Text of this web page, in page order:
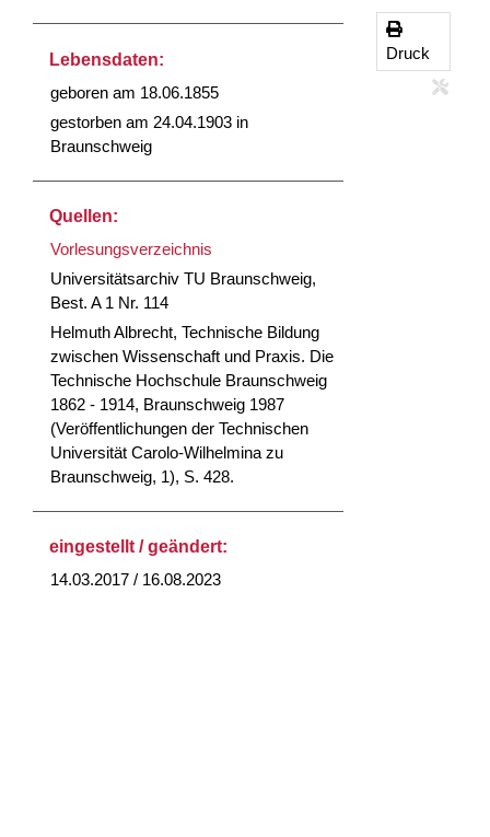
Lebensdaten:
geboren am 18.06.1855
gestorben am 24.04.1903 in
Braunschweig
Quellen:
Vorlesungsverzeichnis
Universitätsarchiv TU Braunschweig,
Best. A 1 Nr. 114
Helmuth Albrecht, Technische Bildung
zwischen Wissenschaft und Praxis. Die
Technische Hochschule Braunschweig
1862 - 1914, Braunschweig 1987
(Veröffentlichungen der Technischen
Universität Carolo-Wilhelmina zu
Braunschweig, 1), S. 428.
eingestellt / geändert:
14.03.2017 / 16.08.2023
Druck